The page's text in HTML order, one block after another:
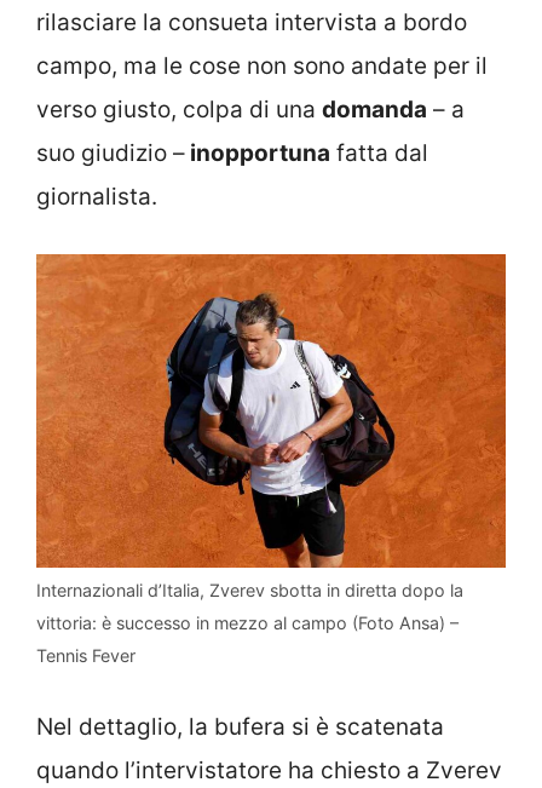
rilasciare la consueta intervista a bordo
campo, ma le cose non sono andate per il
verso giusto, colpa di una domanda – a
suo giudizio – inopportuna fatta dal
giornalista.
Internazionali d’Italia, Zverev sbotta in diretta dopo la
vittoria: è successo in mezzo al campo (Foto Ansa) –
Tennis Fever
Nel dettaglio, la bufera si è scatenata
quando l’intervistatore ha chiesto a Zverev